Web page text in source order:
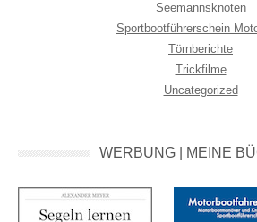
Seemannsknoten
Sportbootführerschein
Törnberichte
Trickfilme
Uncategorized
WERBUNG | MEINE